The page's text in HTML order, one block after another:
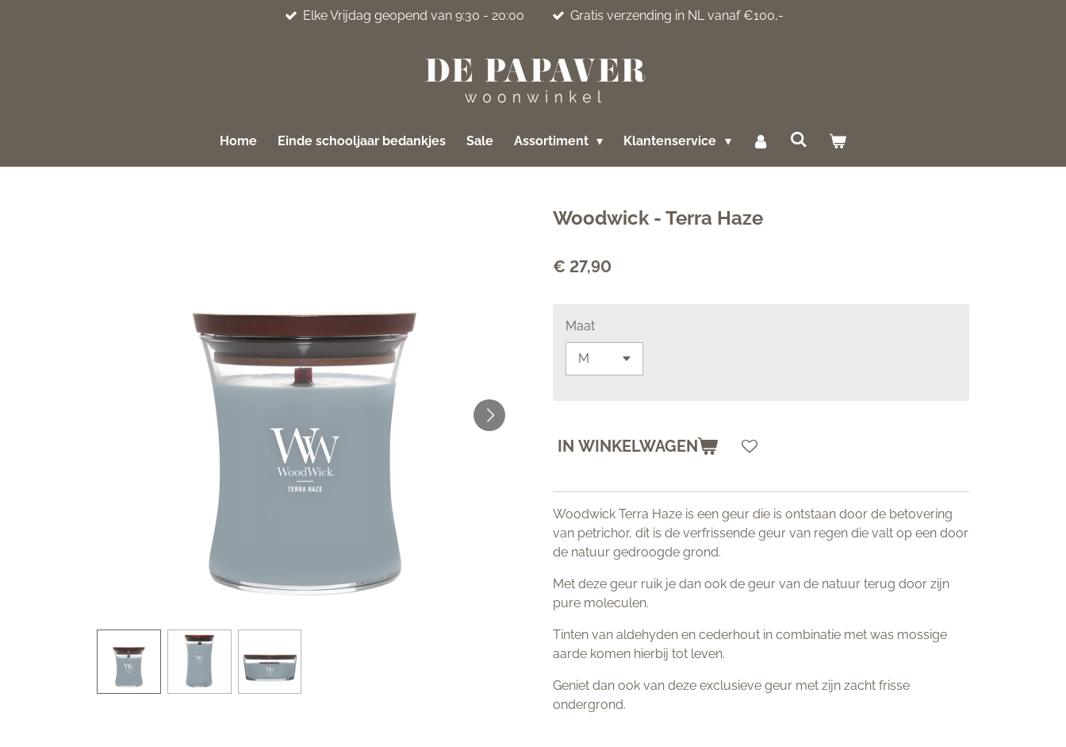
Elke Vrijdag geopend van 9:30 - 20:00 Gratis verzending in NL vanaf €100,-
Home Einde schooljaar bedankjes Sale Assortiment Klantenservice
Woodwick - Terra Haze
€ 27,90
Maat
IN WINKELWAGEN
Woodwick Terra Haze is een geur die is ontstaan door de betovering
van petrichor, dit is de verfrissende geur van regen die valt op een door
de natuur gedroogde grond.
Met deze geur ruik je dan ook de geur van de natuur terug door zijn
pure moleculen.
Tinten van aldehyden en cederhout in combinatie met was mossige
aarde komen hierbij tot leven.
Geniet dan ook van deze exclusieve geur met zijn zacht frisse
ondergrond.